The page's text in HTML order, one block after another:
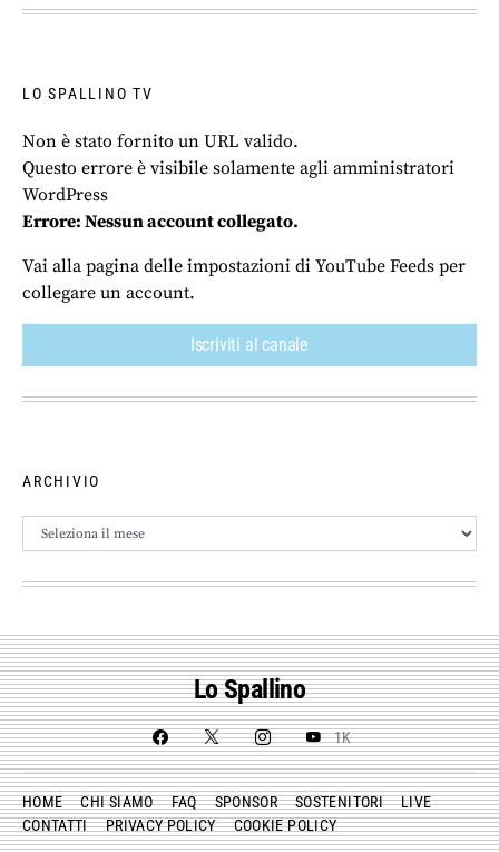
LO SPALLINO TV
Non è stato fornito un URL valido.
Questo errore è visibile solamente agli amministratori
WordPress
Errore: Nessun account collegato.
Vai alla pagina delle impostazioni di YouTube Feeds per
collegare un account.
Iscriviti al canale
ARCHIVIO
Archivio
Lo Spallino
1K
HOME CHI SIAMO FAQ SPONSOR SOSTENITORI
LIVE
CONTATTI
PRIVACY POLICY COOKIE POLICY